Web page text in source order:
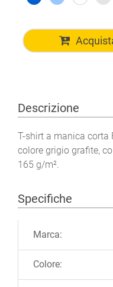
Descrizione
T-shirt a manica corta
colore grigio grafite,
165 g/m².
Specifiche
Marca:
Colore: